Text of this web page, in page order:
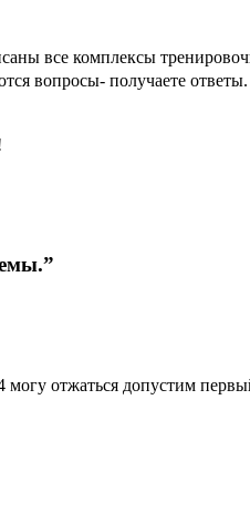
все комплексы
вопросы- получаете
отжаться допустим